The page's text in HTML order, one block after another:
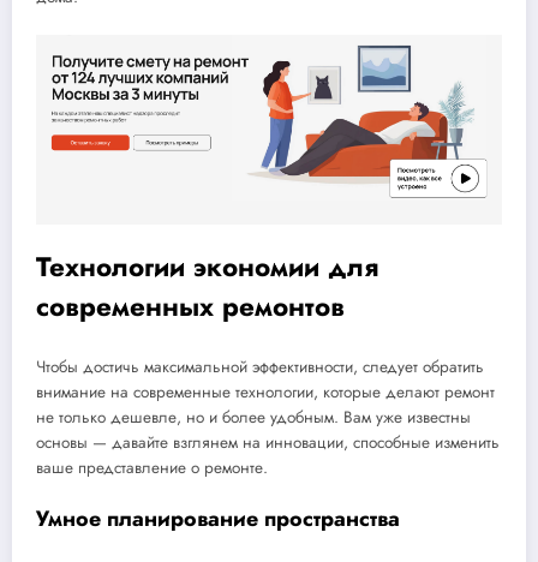
Технологии экономии для
современных ремонтов
Чтобы достичь максимальной эффективности, следует обратить
внимание на современные технологии, которые делают ремонт
не только дешевле, но и более удобным. Вам уже известны
основы — давайте взглянем на инновации, способные изменить
ваше представление о ремонте.
Умное планирование пространства